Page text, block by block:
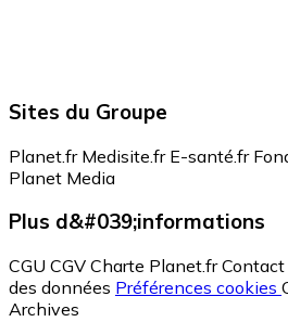
Sites du Groupe
Planet.fr Medisite.fr E-santé.fr
Planet Media
Plus d&#039;informations
CGU CGV Charte Planet.fr Contact
des données Préférences cookies
Archives